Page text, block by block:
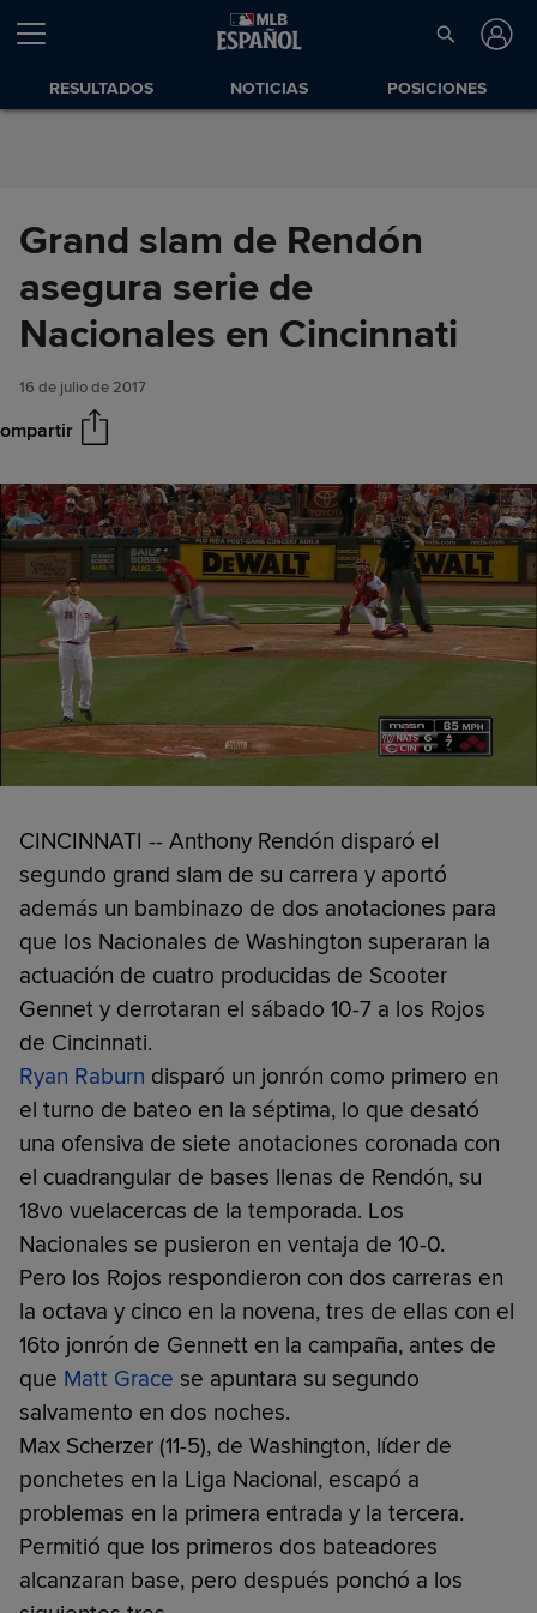
Saltar al Contenido
RESULTADOS NOTICIAS POSICIONES
Grand slam de Rendón
asegura serie de
Nacionales en Cincinnati
16 de julio de 2017
Grand slam de Rendón
asegura serie de Nacionales
en Cincinnati
CINCINNATI -- Anthony Rendón disparó el
segundo grand slam de su carrera y aportó
además un bambinazo de dos anotaciones para
que los Nacionales de Washington superaran la
actuación de cuatro producidas de Scooter
Gennet y derrotaran el sábado 10-7 a los Rojos
de Cincinnati.
Ryan Raburn disparó un jonrón como primero en
el turno de bateo en la séptima, lo que desató
una ofensiva de siete anotaciones coronada con
el cuadrangular de bases llenas de Rendón, su
18vo vuelacercas de la temporada. Los
Nacionales se pusieron en ventaja de 10-0.
Pero los Rojos respondieron con dos carreras en
la octava y cinco en la novena, tres de ellas con el
16to jonrón de Gennett en la campaña, antes de
que Matt Grace se apuntara su segundo
salvamento en dos noches.
Max Scherzer (11-5), de Washington, líder de
ponchetes en la Liga Nacional, escapó a
problemas en la primera entrada y la tercera.
Permitió que los primeros dos bateadores
alcanzaran base, pero después ponchó a los